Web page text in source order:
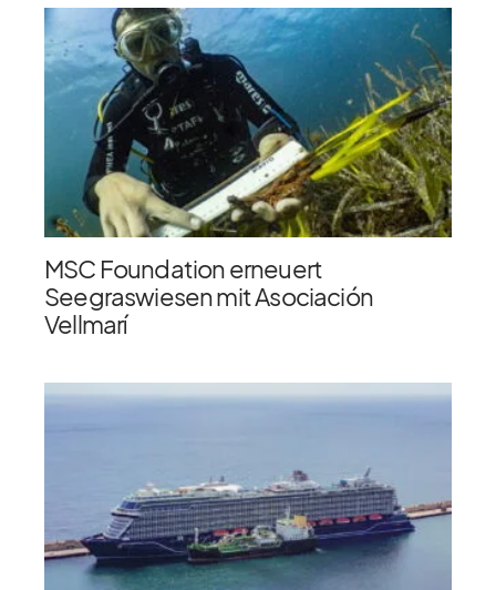
MSC Foundation erneuert
Seegraswiesen mit Asociación
Vellmarí